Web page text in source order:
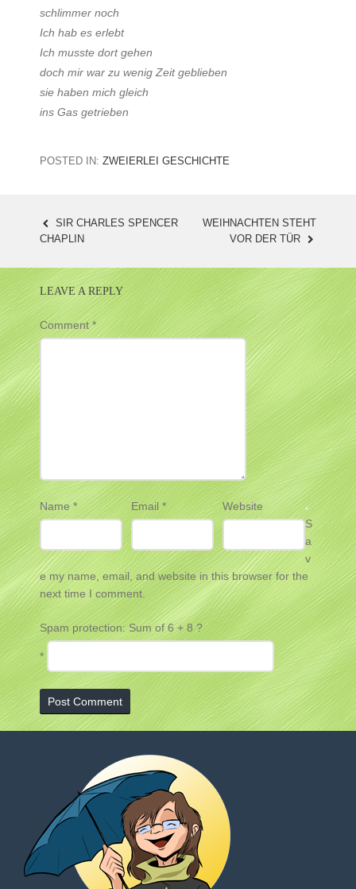
schlimmer noch
Ich hab es erlebt
Ich musste dort gehen
doch mir war zu wenig Zeit geblieben
sie haben mich gleich
ins Gas getrieben
POSTED IN: ZWEIERLEI GESCHICHTE
POST
NAVIGATION
SIR CHARLES SPENCER
CHAPLIN
WEIHNACHTEN STEHT
VOR DER TÜR
LEAVE A REPLY
Comment*
Name* Email *
Website
S
a
v
e my name, email, and website in this browser for the
next time I comment.
Spam protection: Sum of 6 + 8 ?
*